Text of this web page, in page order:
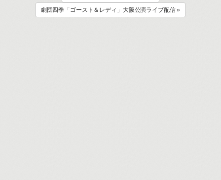
劇団四季「ゴースト＆レディ」大阪公演ライブ配信 »